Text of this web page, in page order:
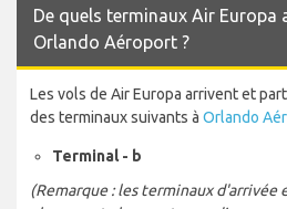
De quels terminaux Air Europa
Orlando Aéroport ?
Les vols de Air Europa arrivent et
des terminaux suivants à Orlando
Terminal - b
(Remarque : les terminaux d'arrivée